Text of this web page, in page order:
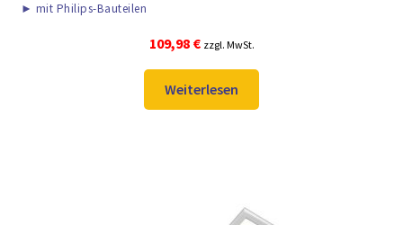
► mit Philips-Bauteilen
109,98 € zzgl. MwSt.
Weiterlesen